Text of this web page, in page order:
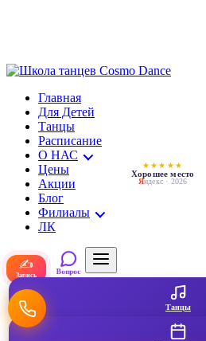
Главная
Для Детей
Танцы
Расписание
О НАС
Цены
Акции
Блог
Филиалы
ЛК
★★★★★
Хорошее место
Яндекс · 2026
✍
Запись Вопрос
Танцы